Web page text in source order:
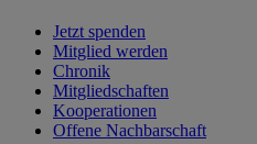
Jetzt spenden
Mitglied werden
Chronik
Mitgliedschaften
Kooperationen
Offene Nachbarschaft